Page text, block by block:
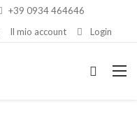
+39 0934 464646
Il mio account Login